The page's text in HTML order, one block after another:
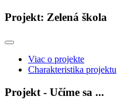
Projekt: Zelená škola
Viac o projekte
Charakteristika projektu
Projekt - Učíme sa ...